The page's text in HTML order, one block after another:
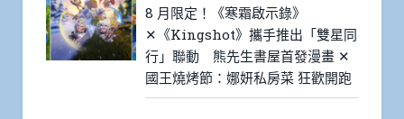
8 月限定！《寒霜啟示錄》
✕《Kingshot》攜手推出「雙星同
行」聯動 熊先生書屋首發漫畫 ✕
國王燒烤節：娜妍私房菜 狂歡開跑